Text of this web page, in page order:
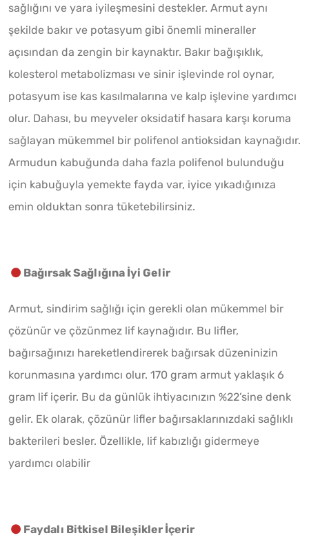
sağlığını ve yara iyileşmesini destekler. Armut aynı
şekilde bakır ve potasyum gibi önemli mineraller
açısından da zengin bir kaynaktır. Bakır bağışıklık,
kolesterol metabolizması ve sinir işlevinde rol oynar,
potasyum ise kas kasılmalarına ve kalp işlevine yardımcı
olur. Dahası, bu meyveler oksidatif hasara karşı koruma
sağlayan mükemmel bir polifenol antioksidan kaynağıdır.
Armudun kabuğunda daha fazla polifenol bulunduğu
için kabuğuyla yemekte fayda var, iyice yıkadığınıza
emin olduktan sonra tüketebilirsiniz.
Bağırsak Sağlığına İyi Gelir
Armut, sindirim sağlığı için gerekli olan mükemmel bir
çözünür ve çözünmez lif kaynağıdır. Bu lifler,
bağırsağınızı hareketlendirerek bağırsak düzeninizin
korunmasına yardımcı olur. 170 gram armut yaklaşık 6
gram lif içerir. Bu da günlük ihtiyacınızın %22’sine denk
gelir. Ek olarak, çözünür lifler bağırsaklarınızdaki sağlıklı
bakterileri besler. Özellikle, lif kabızlığı gidermeye
yardımcı olabilir
Faydalı Bitkisel Bileşikler İçerir